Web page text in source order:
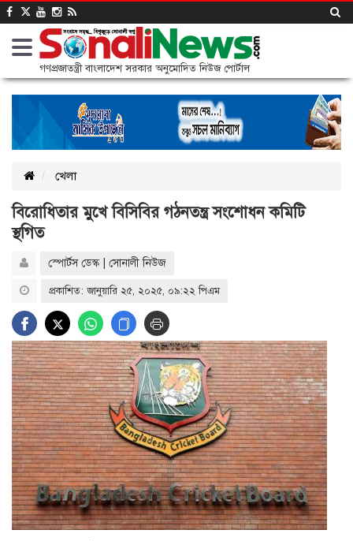
গণপ্রজাতন্ত্রী বাংলাদেশ সরকার অনুমোদিত নিউজ পোর্টাল
খেলা
বিরোধিতার মুখে বিসিবির গঠনতন্ত্র সংশোধন কমিটি
স্থগিত
স্পোর্টস ডেস্ক | সোনালী নিউজ
প্রকাশিত: জানুয়ারি ২৫, ২০২৫, ০৯:২২ পিএম